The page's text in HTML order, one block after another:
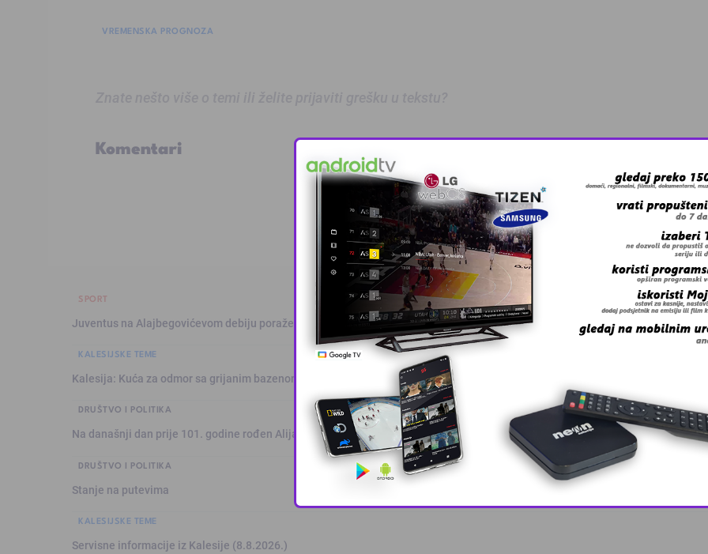
VREMENSKA PROGNOZA
Komentari
SPORT
Juventus na Alajbegovićevom debiju poražen od Intera, Zmaj učestvov …
KALESIJSKE TEME
Kalesija: Kuća za odmor sa grijanim bazenom
DRUŠTVO I POLITIKA
Na današnji dan prije 101. godine rođen Alija Izetbegović, lider ko …
DRUŠTVO I POLITIKA
Stanje na putevima
KALESIJSKE TEME
Servisne informacije iz Kalesije (8.8.2026.)